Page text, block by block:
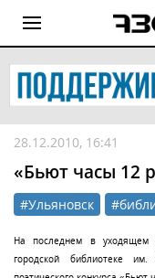
28.12.2010, 16:41
«Бьют часы 12
#Ульяновск
На последнем в уходящем
городской библиотеке